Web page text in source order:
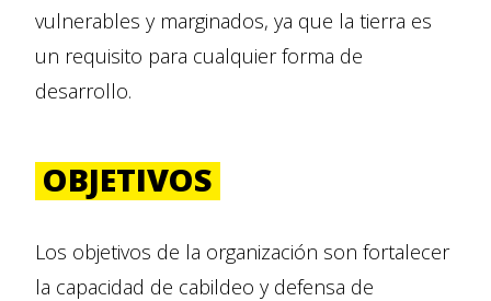
vulnerables y marginados, ya que la tierra es
un requisito para cualquier forma de
desarrollo.
OBJETIVOS
Los objetivos de la organización son fortalecer
la capacidad de cabildeo y defensa de